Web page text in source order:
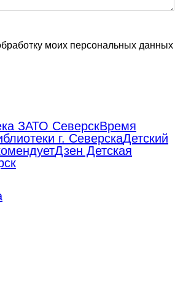
моих персональных данных
ЗАТО СеверскВремя
г. СеверскаДетский
Дзен Детская